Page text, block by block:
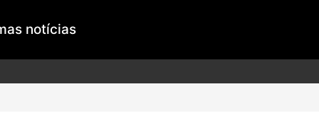
notícias